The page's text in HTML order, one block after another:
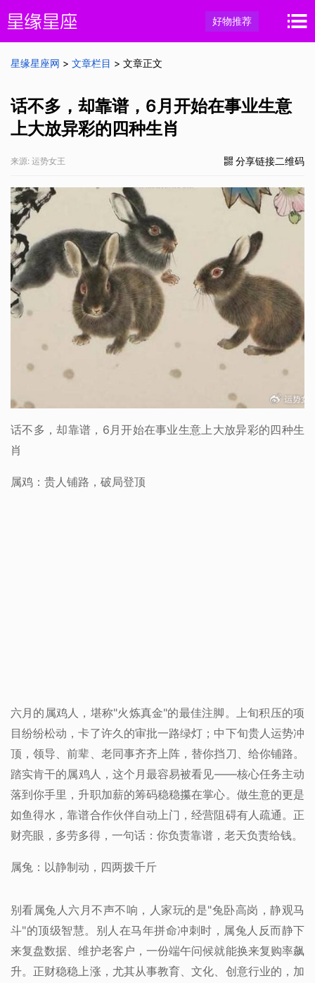
好物推荐
星缘星座网 > 文章栏目 > 文章正文
话不多，却靠谱，6月开始在事业生意
上大放异彩的四种生肖
来源: 运势女王 分享链接二维码
话不多，却靠谱，6月开始在事业生意上大放异彩的四种生
肖
属鸡：贵人铺路，破局登顶
六月的属鸡人，堪称"火炼真金"的最佳注脚。上旬积压的项
目纷纷松动，卡了许久的审批一路绿灯；中下旬贵人运势冲
顶，领导、前辈、老同事齐齐上阵，替你挡刀、给你铺路。
踏实肯干的属鸡人，这个月最容易被看见——核心任务主动
落到你手里，升职加薪的筹码稳稳攥在掌心。做生意的更是
如鱼得水，靠谱合作伙伴自动上门，经营阻碍有人疏通。正
财亮眼，多劳多得，一句话：你负责靠谱，老天负责给钱。
属兔：以静制动，四两拨千斤
别看属兔人六月不声不响，人家玩的是"兔卧高岗，静观马
斗"的顶级智慧。别人在马年拼命冲刺时，属兔人反而静下
来复盘数据、维护老客户，一份端午问候就能换来复购率飙
升。正财稳稳上涨，尤其从事教育、文化、创意行业的，加